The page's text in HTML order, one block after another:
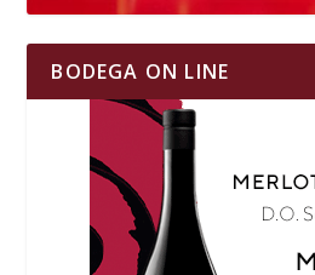
BODEGA ON LINE